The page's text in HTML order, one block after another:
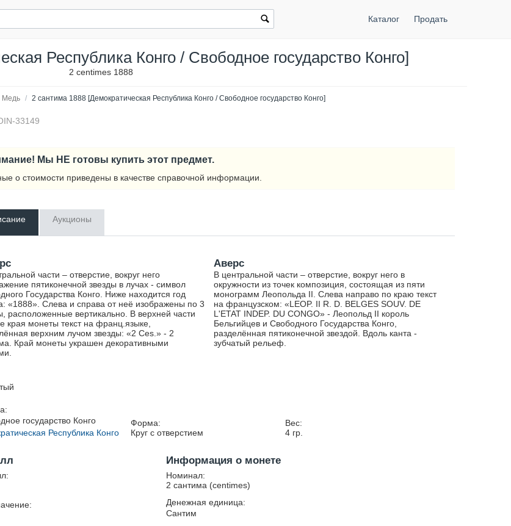
Каталог Продать
Республика Конго / Свободное государство Конго]
2 centimes 1888
Медь / 2 сантима 1888 [Демократическая Республика Конго / Свободное государство Конго]
33149
Мы НЕ готовы купить этот предмет.
о стоимости приведены в качестве справочной информации.
Аукционы
части – отверстие, вокруг него
пятиконечной звезды в лучах - символ
Государства Конго. Ниже находится год
«1888». Слева и справа от неё изображены по 3
расположенные вертикально. В верхней части
края монеты текст на франц.языке,
верхним лучом звезды: «2 Сes.» - 2
Край монеты украшен декоративными
Аверс
В центральной части – отверстие, вокруг него в
окружности из точек композиция, состоящая из пяти
монограмм Леопольда II. Слева направо по краю текст
на французском: «LEOP. II R. D. BELGES SOUV. DE
L'ETAT INDEP. DU CONGO» - Леопольд II король
Бельгийцев и Свободного Государства Конго,
разделённая пятиконечной звездой. Вдоль канта -
зубчатый рельеф.
государство Конго
Республика Конго
Форма:
Круг с отверстием
Вес:
4 гр.
Информация о монете
Номинал:
2 сантима (centimes)
Денежная единица:
Сантим